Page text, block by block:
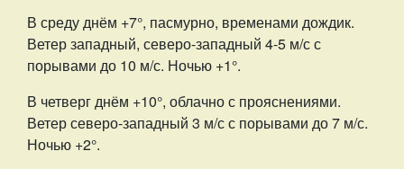
В среду днём +7°, пасмурно, временами дождик.
Ветер западный, северо-западный 4-5 м/с с
порывами до 10 м/с. Ночью +1°.
В четверг днём +10°, облачно с прояснениями.
Ветер северо-западный 3 м/с с порывами до 7 м/с.
Ночью +2°.